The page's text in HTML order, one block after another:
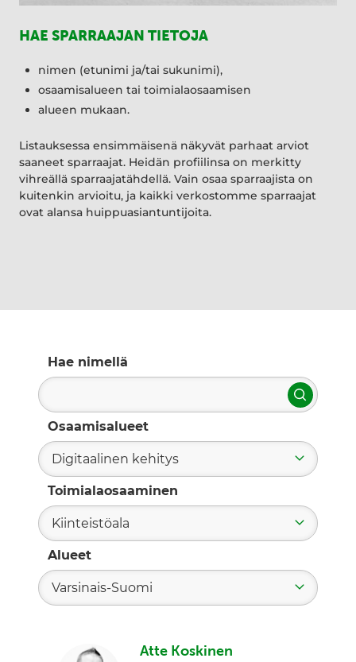
HAE SPARRAAJAN TIETOJA
nimen (etunimi ja/tai sukunimi),
osaamisalueen tai toimialaosaamisen
alueen mukaan.
Listauksessa ensimmäisenä näkyvät parhaat arviot
saaneet sparraajat. Heidän profiilinsa on merkitty
vihreällä sparraajatähdellä. Vain osaa sparraajista on
kuitenkin arvioitu, ja kaikki verkostomme sparraajat
ovat alansa huippuasiantuntijoita.
Hae nimellä
Hae
Osaamisalueet
Digitaalinen kehitys
Toimialaosaaminen
Kiinteistöala
Alueet
Varsinais-Suomi
Atte Koskinen